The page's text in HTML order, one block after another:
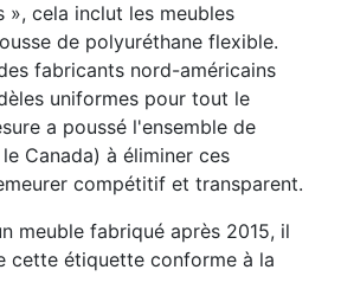
cela inclut les meubles
de polyuréthane flexible.
fabricants nord-américains
uniformes pour tout le
a poussé l'ensemble de
Canada) à éliminer ces
compétitif et transparent.
meuble fabriqué après 2015, il
cette étiquette conforme à la